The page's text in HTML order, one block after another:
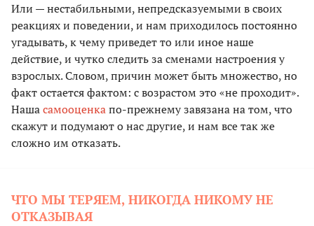
Или — нестабильными, непредсказуемыми в своих
реакциях и поведении, и нам приходилось постоянно
угадывать, к чему приведет то или иное наше
действие, и чутко следить за сменами настроения у
взрослых. Словом, причин может быть множество, но
факт остается фактом: с возрастом это «не проходит».
Нашасамооценкапо-прежнему завязана на том, что
скажут и подумают о нас другие, и нам все так же
сложно им отказать.
ЧТО МЫ ТЕРЯЕМ, НИКОГДА НИКОМУ НЕ
ОТКАЗЫВАЯ